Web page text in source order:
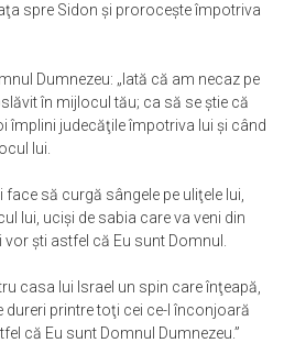
spre Sidon şi proroceşte împotriva
Dumnezeu: „Iată că am necaz pe
în mijlocul tău; ca să se ştie că
împlini judecăţile împotriva lui şi când
lui.
să curgă sângele pe uliţele lui,
lui, ucişi de sabia care va veni din
şti astfel că Eu sunt Domnul.
casa lui Israel un spin care înţeapă,
printre toţi cei ce-l înconjoară
că Eu sunt Domnul Dumnezeu.”